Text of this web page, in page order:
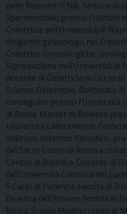
delle Ricerche (CNR, Settore di
Sperimentale) presso l’Istituto
Ostetricia dell’Università di
dirigente ginecologo nel
Ostetrico Ginecologiche,
Riproduzione dell’Università di
docente di Ostetricia al Corso
Scienze Ostetriche. Dottorato
conseguito presso l’Università
di Roma; Master in Bioetica
Università Lateranense;
indirizzo didattico-filosofico,
del Sacro Cuore di Roma e
Centro di Bioetica. Docente di
dell’Università Cattolica del
S.Carlo di Potenza; Facoltà di
Bioetica dell’Ateneo Pontificio
Roma; Scuola Mediterranea di